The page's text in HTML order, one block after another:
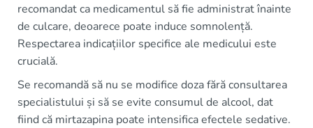
recomandat ca medicamentul să fie administrat înainte
de culcare, deoarece poate induce somnolență.
Respectarea indicațiilor specifice ale medicului este
crucială.
Se recomandă să nu se modifice doza fără consultarea
specialistului și să se evite consumul de alcool, dat
fiind că mirtazapina poate intensifica efectele sedative.